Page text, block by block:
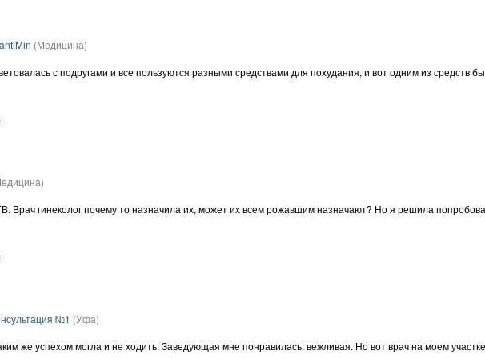
(Медицина)
с подругами и все пользуются разными средствами для похудания, и вот одним из
Врач гинеколог почему то назначила их, может их всем рожавшим назначают? Но я решила
№1 (Уфа)
же успехом могла и не ходить. Заведующая мне понравилась: вежливая. Но вот врач на моем